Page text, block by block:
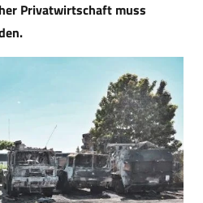
Privatwirtschaft muss